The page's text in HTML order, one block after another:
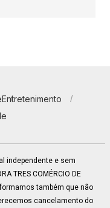
Entretenimento
independente e sem
TRES COMÉRCIO DE
também que não
cancelamento do